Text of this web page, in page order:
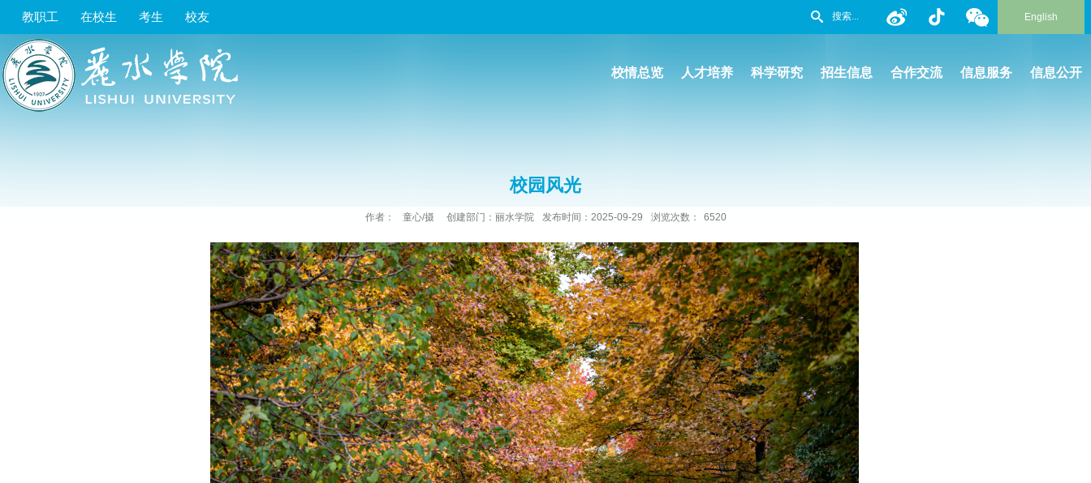
教职工 在校生 考生 校友 English
校情总览 人才培养 科学研究 招生信息 合作交流 信息服务 信息公开
校园风光
作者： 童心/摄 创建部门：丽水学院 发布时间：2025-09-29 浏览次数： 6520